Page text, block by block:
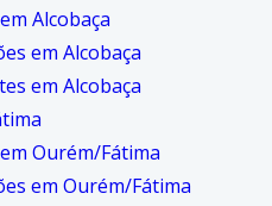
Alcobaça
em Alcobaça
em Alcobaça
Ourém/Fátima
em Ourém/Fátima